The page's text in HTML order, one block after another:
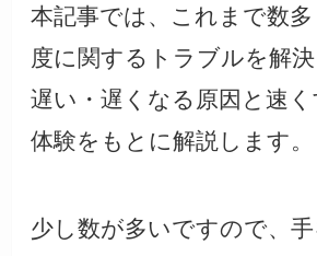
本記事では、これまで数
度に関するトラブルを解
遅い・遅くなる原因と速
体験をもとに解説します。
少し数が多いですので、